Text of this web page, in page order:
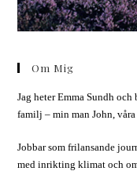
Om Mig
Jag heter Emma Sundh
familj – min man John,
Jobbar som frilansande
med inrikting klimat och